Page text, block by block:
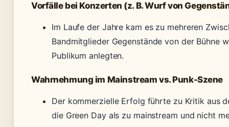
Vorfälle bei Konzerten (z. B. Wurf von
Im Laufe der Jahre kam es zu mehreren
Bandmitglieder Gegenstände von der Bühne
Publikum anlegten.
Wahrnehmung im Mainstream vs. Punk-Szene
Der kommerzielle Erfolg führte zu Kritik aus
die Green Day als zu mainstream und nicht